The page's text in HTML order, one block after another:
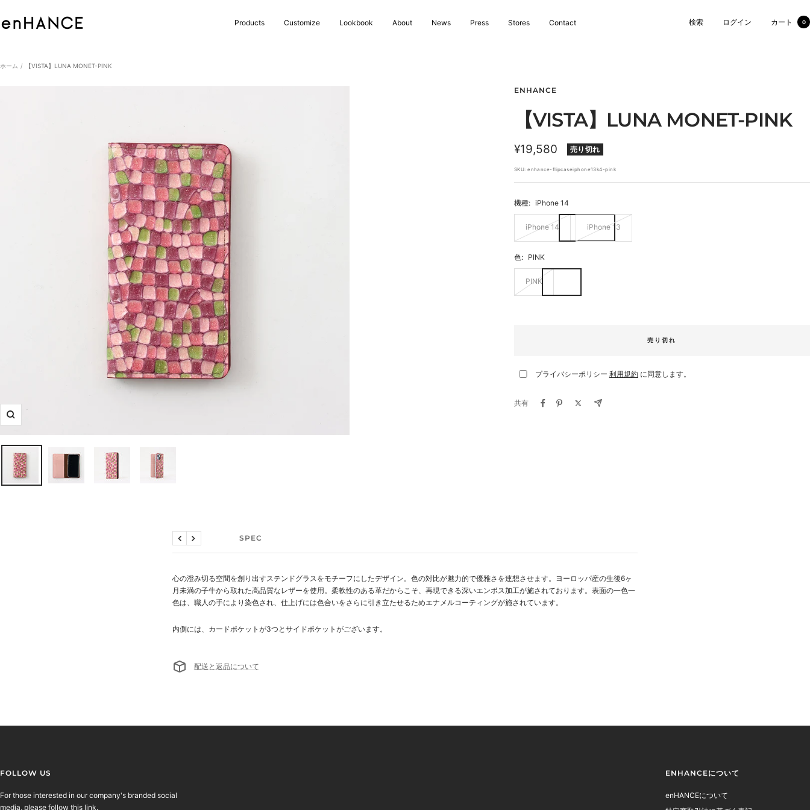
テ
へ
Products Customize Lookbook About News Press Stores Contact
enHANCE 検索 ログイン カート 0
ホーム 【VISTA】LUNA MONET-PINK
ズ
ム
イ
ン
ENHANCE
【VISTA】LUNA MONET-PINK
セ
ー
ル
価
¥19,580 売り切れ
SKU:enhance-flipcaseiphone13k4-pink
機種: iPhone 14
iPhone 14 iPhone 13
色: PINK
PINK
売り切れ
プライバシーポリシー 利用規約に同意します。
共有
説明文 SPEC
戻
る
次
へ
心の澄み切る空間を創り出すステンドグラスをモチーフにしたデザイン。色の対比が魅力的で優雅さを連想させます。 ヨーロッパ産の生後6ヶ
月未満の子牛から取れた高品質なレザーを使用。柔軟性のある革だからこそ、再現できる深いエンボス加工が施されております。表面の一色一
色は、職人の手により染色され、仕上げには色合いをさらに引き立たせるためエナメルコーティングが施されています。
内側には、カードポケットが3つとサイドポケットがございます。
配送と返品について
FOLLOW US
For those interested in our company's branded social
media, please follow this link.
ENHANCEについて
enHANCEについて